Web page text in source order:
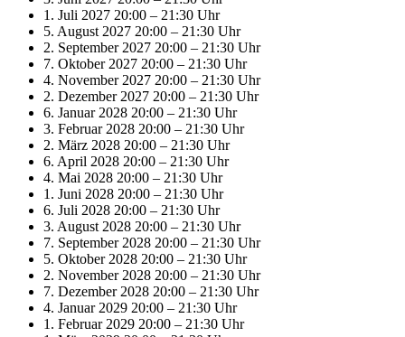
1. Juli 2027 20:00 – 21:30 Uhr
5. August 2027 20:00 – 21:30 Uhr
2. September 2027 20:00 – 21:30 Uhr
7. Oktober 2027 20:00 – 21:30 Uhr
4. November 2027 20:00 – 21:30 Uhr
2. Dezember 2027 20:00 – 21:30 Uhr
6. Januar 2028 20:00 – 21:30 Uhr
3. Februar 2028 20:00 – 21:30 Uhr
2. März 2028 20:00 – 21:30 Uhr
6. April 2028 20:00 – 21:30 Uhr
4. Mai 2028 20:00 – 21:30 Uhr
1. Juni 2028 20:00 – 21:30 Uhr
6. Juli 2028 20:00 – 21:30 Uhr
3. August 2028 20:00 – 21:30 Uhr
7. September 2028 20:00 – 21:30 Uhr
5. Oktober 2028 20:00 – 21:30 Uhr
2. November 2028 20:00 – 21:30 Uhr
7. Dezember 2028 20:00 – 21:30 Uhr
4. Januar 2029 20:00 – 21:30 Uhr
1. Februar 2029 20:00 – 21:30 Uhr